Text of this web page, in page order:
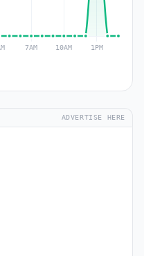
ADVERTISE HERE